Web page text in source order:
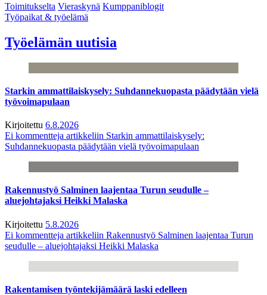
Toimitukselta Vieraskynä Kumppaniblogit
Työpaikat & työelämä
Työelämän uutisia
Starkin ammattilaiskysely: Suhdannekuopasta päädytään vielä
työvoimapulaan
Kirjoitettu 6.8.2026
Ei kommentteja artikkeliin Starkin ammattilaiskysely:
Suhdannekuopasta päädytään vielä työvoimapulaan
Rakennustyö Salminen laajentaa Turun seudulle –
aluejohtajaksi Heikki Malaska
Kirjoitettu 5.8.2026
Ei kommentteja artikkeliin Rakennustyö Salminen laajentaa Turun
seudulle – aluejohtajaksi Heikki Malaska
Rakentamisen työntekijämäärä laski edelleen